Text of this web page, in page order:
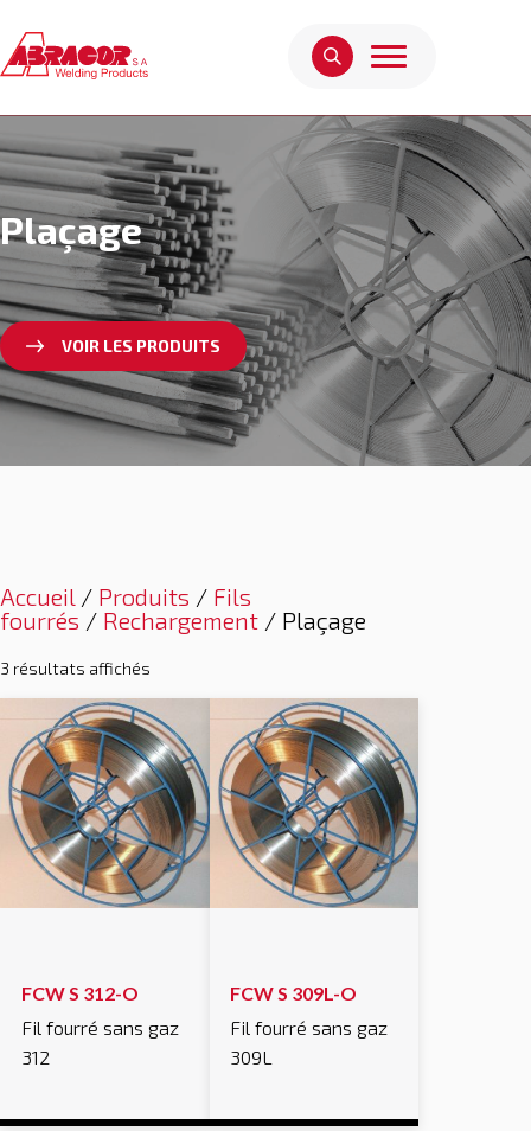
Plaçage
VOIR LES PRODUITS
Accueil / Produits / Fils
fourrés / Rechargement / Plaçage
3 résultats affichés
FCW S 312-O
Fil fourré sans gaz
312
FCW S 309L-O
Fil fourré sans gaz
309L